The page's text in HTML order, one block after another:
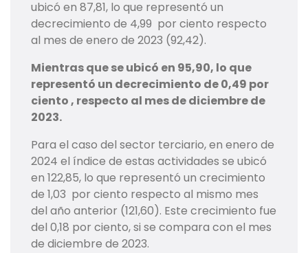
ubicó en 87,81, lo que representó un
decrecimiento de 4,99 por ciento respecto
al mes de enero de 2023 (92,42).
Mientras que se ubicó en 95,90, lo que
representó un decrecimiento de 0,49 por
ciento , respecto al mes de diciembre de
2023.
Para el caso del sector terciario, en enero de
2024 el índice de estas actividades se ubicó
en 122,85, lo que representó un crecimiento
de 1,03 por ciento respecto al mismo mes
del año anterior (121,60). Este crecimiento fue
del 0,18 por ciento, si se compara con el mes
de diciembre de 2023.